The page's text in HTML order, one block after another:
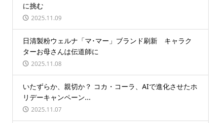
に挑む
2025.11.09
日清製粉ウェルナ「マ･マー」ブランド刷新 キャラク
ターお母さんは伝道師に
2025.11.08
いたずらか、親切か？ コカ・コーラ、AIで進化させたホ
リデーキャンペーン...
2025.11.07